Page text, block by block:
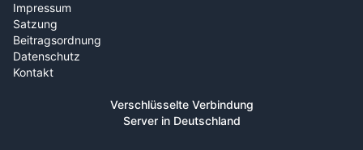
Impressum
Satzung
Beitragsordnung
Datenschutz
Kontakt
Verschlüsselte Verbindung
Server in Deutschland